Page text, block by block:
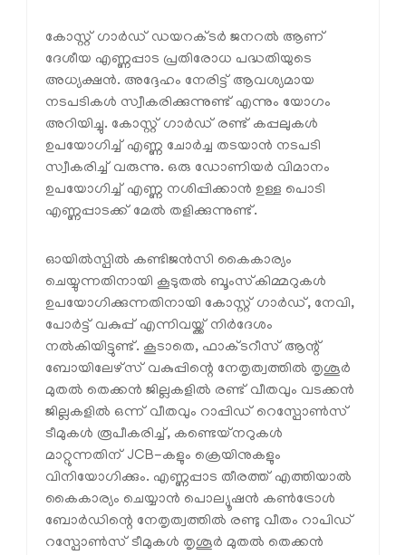
കോസ്റ്റ് ഗാർഡ് ഡയറക്ടർ ജനറൽ ആണ്
ദേശീയ എണ്ണപ്പാട പ്രതിരോധ പദ്ധതിയുടെ
അധ്യക്ഷൻ. അദ്ദേഹം നേരിട്ട് ആവശ്യമായ
നടപടികൾ സ്വീകരിക്കുന്നുണ്ട് എന്നും യോഗം
അറിയിച്ചു. കോസ്റ്റ് ഗാർഡ് രണ്ട് കപ്പലുകൾ
ഉപയോഗിച്ച് എണ്ണ ചോർച്ച തടയാൻ നടപടി
സ്വീകരിച്ച് വരുന്നു. ഒരു ഡോണിയർ വിമാനം
ഉപയോഗിച്ച് എണ്ണ നശിപ്പിക്കാൻ ഉള്ള പൊടി
എണ്ണപ്പാടക്ക് മേൽ തളിക്കുന്നുണ്ട്.
ഓയിൽസ്പിൽ കണ്ടിജൻസി കൈകാര്യം
ചെയ്യുന്നതിനായി കൂടുതൽ ബൂംസ്‌കിമ്മറുകൾ
ഉപയോഗിക്കുന്നതിനായി കോസ്റ്റ് ഗാർഡ്, നേവി,
പോർട്ട് വകുപ്പ് എന്നിവയ്ക്ക് നിർദേശം
നൽകിയിട്ടുണ്ട്. കൂടാതെ, ഫാക്ടറീസ് ആന്റ്
ബോയിലേഴ്സ് വകുപ്പിന്റെ നേതൃത്വത്തിൽ തൃശൂർ
മുതൽ തെക്കൻ ജില്ലകളിൽ രണ്ട് വീതവും വടക്കൻ
ജില്ലകളിൽ ഒന്ന് വീതവും റാപ്പിഡ് റെസ്പോൺസ്
ടീമുകൾ രൂപീകരിച്ച്, കണ്ടെയ്‌നറുകൾ
മാറ്റുന്നതിന് JCB-കളും ക്രെയിനുകളും
വിനിയോഗിക്കും. എണ്ണപ്പാട തീരത്ത് എത്തിയാൽ
കൈകാര്യം ചെയ്യാൻ പൊല്യൂഷൻ കൺട്രോൾ
ബോർഡിന്റെ നേതൃത്വത്തിൽ രണ്ടു വീതം റാപിഡ്
റസ്പോൺസ് ടീമുകൾ തൃശൂർ മുതൽ തെക്കൻ